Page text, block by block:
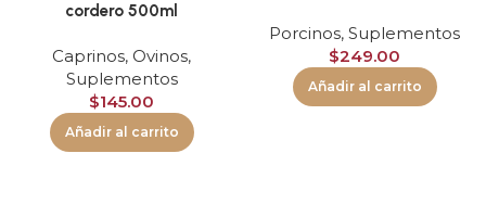
cordero 500ml
Caprinos, Ovinos,
Suplementos
$145.00
Añadir al carrito
Porcinos, Suplementos
$249.00
Añadir al carrito